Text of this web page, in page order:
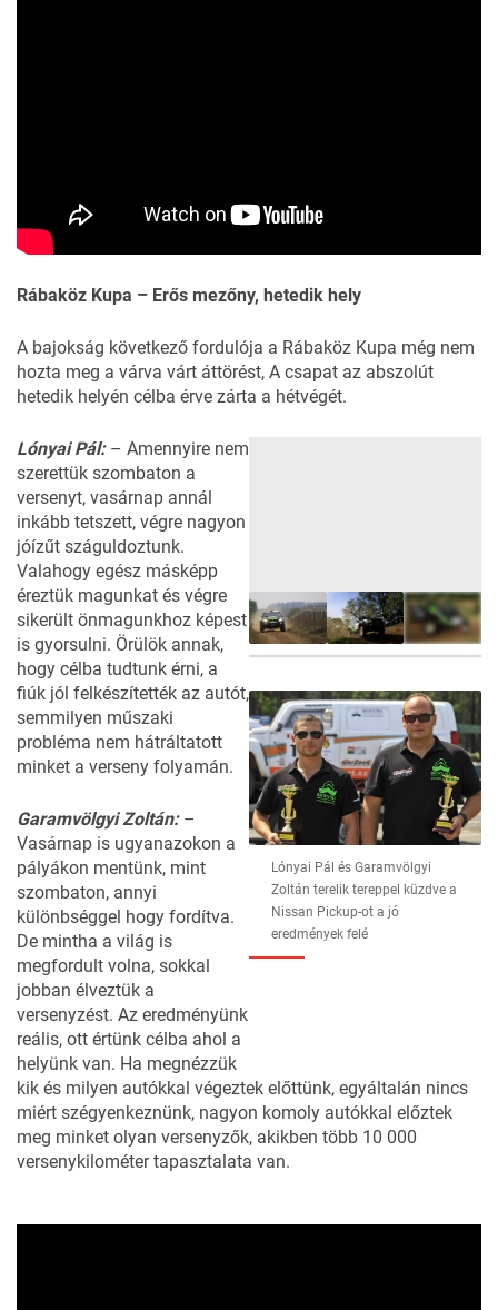
Rábaköz Kupa – Erős mezőny, hetedik hely
A bajokság következő fordulója a Rábaköz Kupa még nem
hozta meg a várva várt áttörést, A csapat az abszolút
hetedik helyén célba érve zárta a hétvégét.
Lónyai Pál és Garamvölgyi
Zoltán terelik tereppel küzdve a
Nissan Pickup-ot a jó
eredmények felé
Lónyai Pál:– Amennyire nem
szerettük szombaton a
versenyt, vasárnap annál
inkább tetszett, végre nagyon
jóízűt száguldoztunk.
Valahogy egész másképp
éreztük magunkat és végre
sikerült önmagunkhoz képest
is gyorsulni. Örülök annak,
hogy célba tudtunk érni, a
fiúk jól felkészítették az autót,
semmilyen műszaki
probléma nem hátráltatott
minket a verseny folyamán.
Garamvölgyi Zoltán: –
Vasárnap is ugyanazokon a
pályákon mentünk, mint
szombaton, annyi
különbséggel hogy fordítva.
De mintha a világ is
megfordult volna, sokkal
jobban élveztük a
versenyzést. Az eredményünk
reális, ott értünk célba ahol a
helyünk van. Ha megnézzük
kik és milyen autókkal végeztek előttünk, egyáltalán nincs
miért szégyenkeznünk, nagyon komoly autókkal előztek
meg minket olyan versenyzők, akikben több 10 000
versenykilométer tapasztalata van.